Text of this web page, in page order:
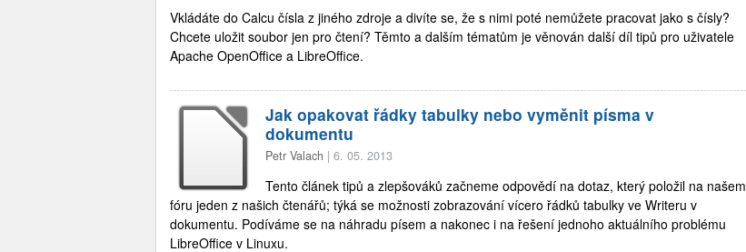
Vkládáte do Calcu čísla z jiného zdroje a divíte se, že s nimi poté nemůžete pracovat jako s čísly?
Chcete uložit soubor jen pro čtení? Těmto a dalším tématům je věnován další díl tipů pro uživatele
Apache OpenOffice a LibreOffice.
Jak opakovat řádky tabulky nebo vyměnit písma v
dokumentu
Petr Valach | 6. 05. 2013
Tento článek tipů a zlepšováků začneme odpovědí na dotaz, který položil na našem
fóru jeden z našich čtenářů; týká se možnosti zobrazování vícero řádků tabulky ve Writeru v
dokumentu. Podíváme se na náhradu písem a nakonec i na řešení jednoho aktuálního problému
LibreOffice v Linuxu.